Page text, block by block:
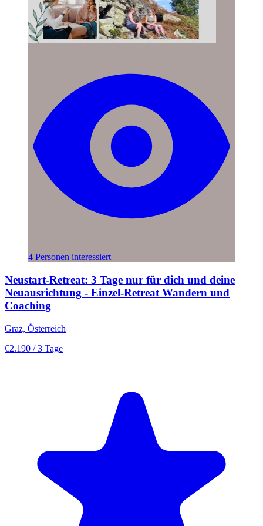
4 Personen interessiert
Neustart-Retreat: 3 Tage nur für dich und deine
Neuausrichtung - Einzel-Retreat Wandern und
Coaching
Graz, Österreich
€2.190 / 3 Tage